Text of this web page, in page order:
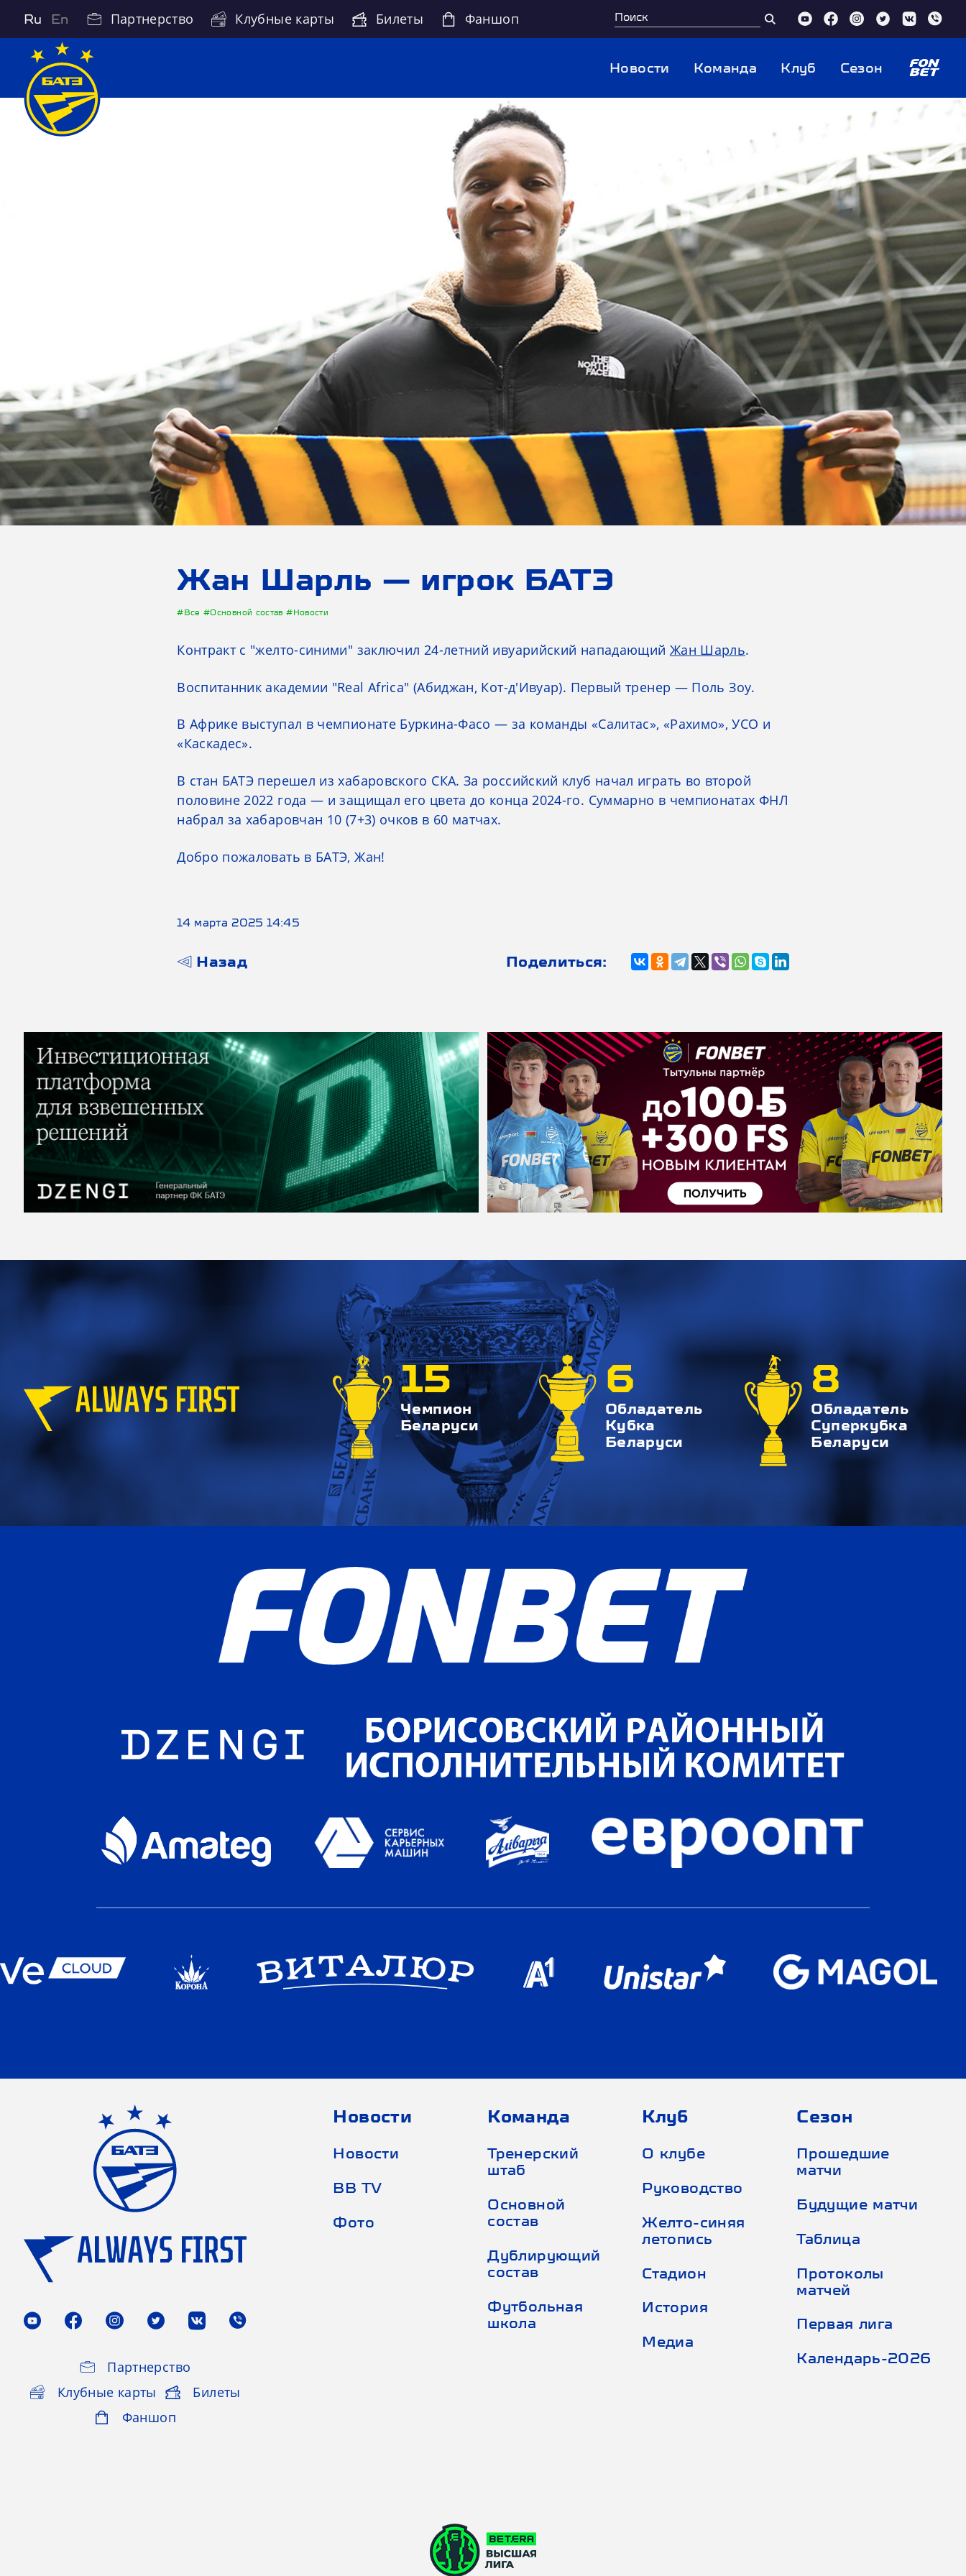
Ru En Партнерство Клубные карты Билеты Фаншоп
Новости Команда Клуб Сезон
Жан Шарль — игрок БАТЭ
#Все #Основной состав#Новости
Контракт с "желто-синими" заключил 24-летний ивуарийский нападающий Жан Шарль.
Воспитанник академии "Real Africa" (Абиджан, Кот-д'Ивуар). Первый тренер — Поль Зоу.
В Африке выступал в чемпионате Буркина-Фасо — за команды «Салитас», «Рахимо», УСО и
«Каскадес».
В стан БАТЭ перешел из хабаровского СКА. За российский клуб начал играть во второй
половине 2022 года — и защищал его цвета до конца 2024-го. Суммарно в чемпионатах ФНЛ
набрал за хабаровчан 10 (7+3) очков в 60 матчах.
Добро пожаловать в БАТЭ, Жан!
14 марта 2025 14:45
Назад Поделиться:
15
Чемпион
Беларуси
6
Обладатель
Кубка
Беларуси
8
Обладатель
Суперкубка
Беларуси
Партнерство
Клубные карты
Билеты
Фаншоп
Новости
Новости
BB TV
Фото
Команда
Тренерский
штаб
Основной
состав
Дублирующий
состав
Футбольная
школа
Клуб
О клубе
Руководство
Желто-синяя
летопись
Стадион
История
Медиа
Сезон
Прошедшие
матчи
Будущие матчи
Таблица
Протоколы
матчей
Первая лига
Календарь-2026